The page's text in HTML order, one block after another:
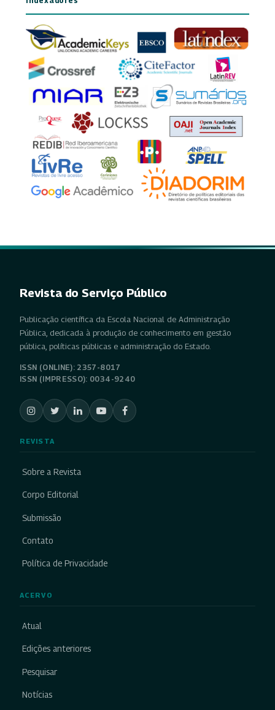
Revista do Serviço Público
Publicação científica da Escola Nacional de Administração
Pública, dedicada à produção de conhecimento em gestão
pública, políticas públicas e administração do Estado.
ISSN (ONLINE): 2357-8017
ISSN (IMPRESSO): 0034-9240
REVISTA
Sobre a Revista
Corpo Editorial
Submissão
Contato
Política de Privacidade
ACERVO
Atual
Edições anteriores
Pesquisar
Notícias